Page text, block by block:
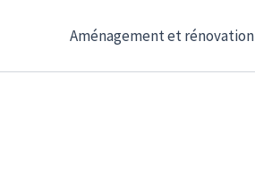
Aménagement et rénovation